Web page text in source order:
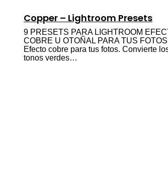
Copper – Lightroom Presets
9 PRESETS PARA LIGHTROOM
COBRE U OTOÑAL PARA TUS FOTOS
Efecto cobre para tus fotos. Convierte
tonos verdes…